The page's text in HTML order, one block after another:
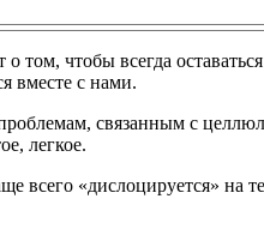
том, чтобы всегда
вместе с нами.
связанным с
легкое.
всего «дислоцируется»